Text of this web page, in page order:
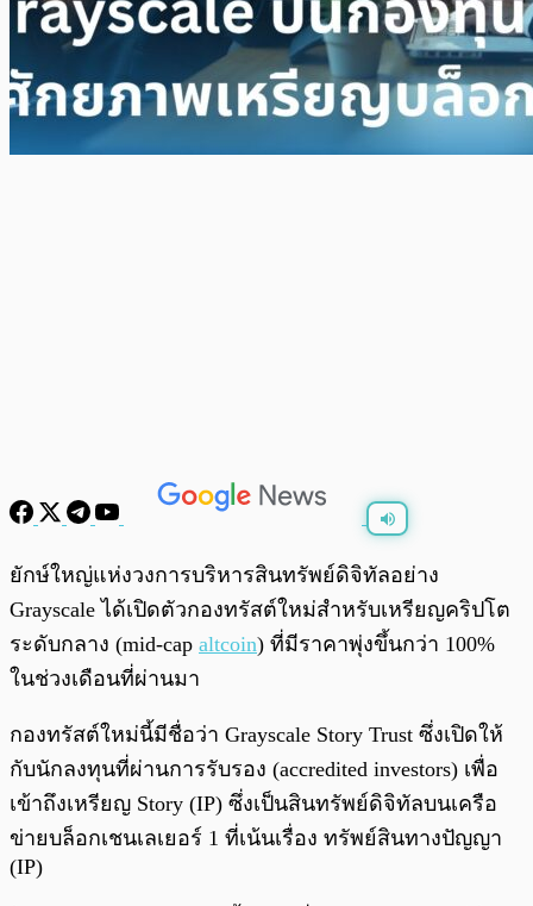
พร้อมเล่น 0:00
ยักษ์ใหญ่แห่งวงการบริหารสินทรัพย์ดิจิทัลอย่าง
Grayscale ได้เปิดตัวกองทรัสต์ใหม่สำหรับเหรียญคริปโต
ระดับกลาง (mid-cap altcoin) ที่มีราคาพุ่งขึ้นกว่า 100%
ในช่วงเดือนที่ผ่านมา
กองทรัสต์ใหม่นี้มีชื่อว่า Grayscale Story Trust ซึ่งเปิดให้
กับนักลงทุนที่ผ่านการรับรอง (accredited investors) เพื่อ
เข้าถึงเหรียญ Story (IP) ซึ่งเป็นสินทรัพย์ดิจิทัลบนเครือ
ข่ายบล็อกเชนเลเยอร์ 1 ที่เน้นเรื่อง ทรัพย์สินทางปัญญา
(IP)